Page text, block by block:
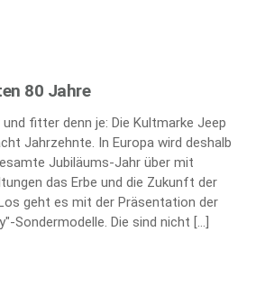
80 Jahre
fitter denn je: Die Kultmarke Jeep
Jahrzehnte. In Europa wird deshalb
Jubiläums-Jahr über mit
das Erbe und die Zukunft der
geht es mit der Präsentation der
Sondermodelle. Die sind nicht […]